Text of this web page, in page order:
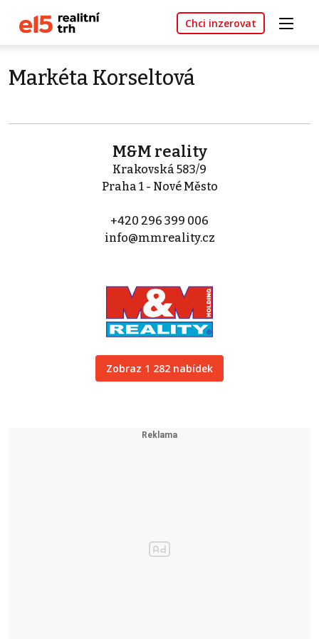
Chci inzerovat
Markéta Korseltová
M&M reality
Krakovská 583/9
Praha 1 - Nové Město
+420 296 399 006
info@mmreality.cz
Zobraz 1 282 nabídek